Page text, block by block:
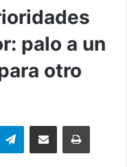
palo a un
otro
TelegramCompartir via Email Imprimi